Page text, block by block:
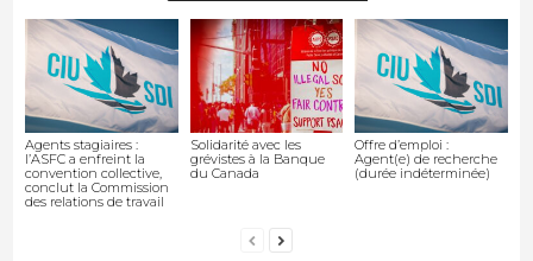
Agents stagiaires :
l’ASFC a enfreint la
convention collective,
conclut la Commission
des relations de travail
Solidarité avec les
grévistes à la Banque
du Canada
Offre d’emploi :
Agent(e) de recherche
(durée indéterminée)